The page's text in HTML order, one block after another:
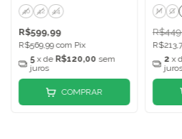
40 42 44
R$599,99
R$569,99com Pix
5 x de R$120,00 sem
juros
COMPRAR
M G
2 x